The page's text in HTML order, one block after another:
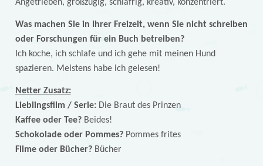
Angetrieben, großzügig, schläfrig, kreativ, konzentriert.
Was machen Sie in Ihrer Freizeit, wenn Sie nicht schreiben
oder Forschungen für ein Buch betreiben?
Ich koche, ich schlafe und ich gehe mit meinen Hund
spazieren. Meistens habe ich gelesen!
Netter Zusatz:
Lieblingsfilm / Serie:Die Braut des Prinzen
Kaffee oder Tee?Beides!
Schokolade oder Pommes?Pommes frites
Filme oder Bücher?Bücher